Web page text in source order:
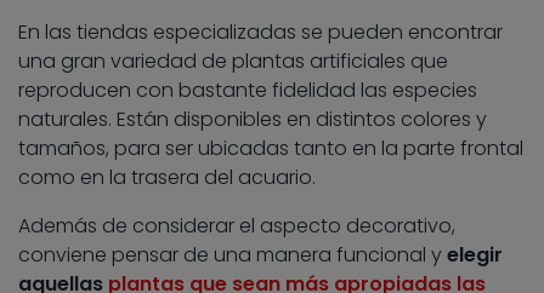
En las tiendas especializadas se pueden encontrar
una gran variedad de plantas artificiales que
reproducen con bastante fidelidad las especies
naturales. Están disponibles en distintos colores y
tamaños, para ser ubicadas tanto en la parte frontal
como en la trasera del acuario.
Además de considerar el aspecto decorativo,
conviene pensar de una manera funcional yelegir
aquellas plantas que sean más apropiadas las